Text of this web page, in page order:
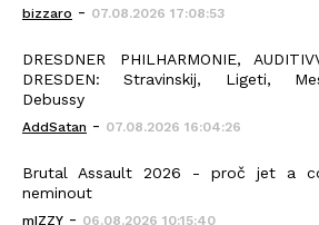
bizzaro - 07.08.2026 17:08:53
DRESDNER PHILHARMONIE,
DRESDEN: Stravinskij, Ligeti,
Debussy
AddSatan - 07.08.2026 16:04:26
Brutal Assault 2026 - proč jet a
neminout
mIZZY - 06.08.2026 10:15:40